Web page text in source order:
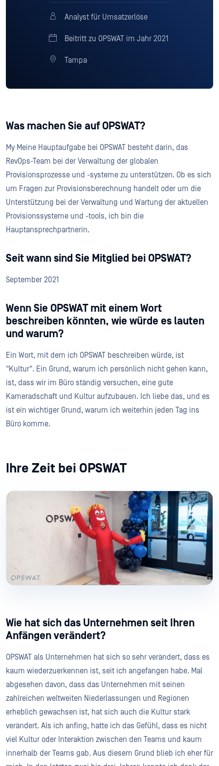
Analyst für Umsatzerlöse
Beitritt zu OPSWAT im Jahr 2021
Tampa
Was machen Sie auf OPSWAT?
My Meine Hauptaufgabe bei OPSWAT besteht darin, das
RevOps-Team bei der Verwaltung der globalen
Provisionsprozesse und -systeme zu unterstützen. Ob es sich
um Fragen zur Provisionsberechnung handelt oder um die
Unterstützung bei der Verwaltung und Wartung der aktuellen
Provisionssysteme und -tools, ich bin die
Hauptansprechpartnerin.
Seit wann sind Sie Mitglied bei OPSWAT?
September 2021
Wenn Sie OPSWAT mit einem Wort
beschreiben könnten, wie würde es lauten
und warum?
Ein Wort, mit dem ich OPSWAT beschreiben würde, ist
"Kultur". Ein Grund, warum ich persönlich nicht gehen kann,
ist, dass wir im Büro ständig versuchen, eine gute
Kameradschaft und Kultur aufzubauen. Ich liebe das, und es
ist ein wichtiger Grund, warum ich weiterhin jeden Tag ins
Büro komme.
Ihre Zeit bei OPSWAT
Wie hat sich das Unternehmen seit Ihren
Anfängen verändert?
OPSWAT als Unternehmen hat sich so sehr verändert, dass es
kaum wiederzuerkennen ist, seit ich angefangen habe. Mal
abgesehen davon, dass das Unternehmen mit seinen
zahlreichen weltweiten Niederlassungen und Regionen
erheblich gewachsen ist, hat sich auch die Kultur stark
verändert. Als ich anfing, hatte ich das Gefühl, dass es nicht
viel Kultur oder Interaktion zwischen den Teams und kaum
innerhalb der Teams gab. Aus diesem Grund blieb ich eher für